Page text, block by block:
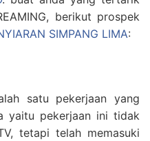
berikut prospek
SIMPANG LIMA:
satu pekerjaan yang
yaitu pekerjaan ini tidak
tetapi telah memasuki